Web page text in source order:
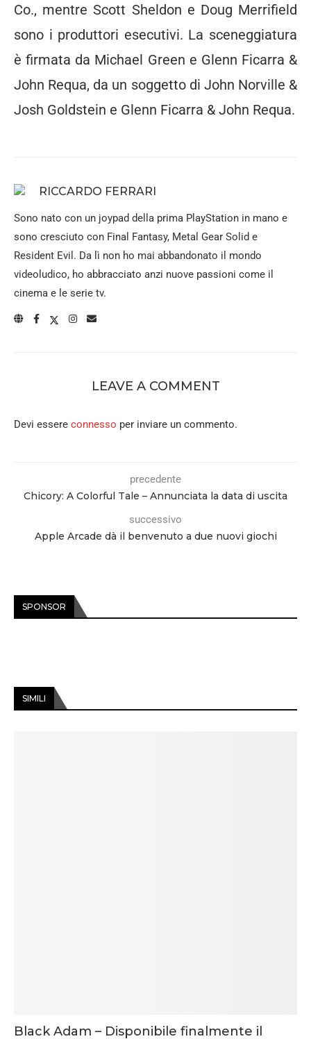
Co., mentre Scott Sheldon e Doug Merrifield
sono i produttori esecutivi. La sceneggiatura
è firmata da Michael Green e Glenn Ficarra &
John Requa, da un soggetto di John Norville &
Josh Goldstein e Glenn Ficarra & John Requa.
RICCARDO FERRARI
Sono nato con un joypad della prima PlayStation in mano e
sono cresciuto con Final Fantasy, Metal Gear Solid e
Resident Evil. Da lì non ho mai abbandonato il mondo
videoludico, ho abbracciato anzi nuove passioni come il
cinema e le serie tv.
LEAVE A COMMENT
Devi essere connesso per inviare un commento.
precedente
Chicory: A Colorful Tale – Annunciata la data di uscita
successivo
Apple Arcade dà il benvenuto a due nuovi giochi
SPONSOR
SIMILI
Black Adam – Disponibile finalmente il